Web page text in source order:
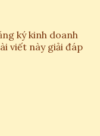
ký kinh doanh
viết này giải đáp